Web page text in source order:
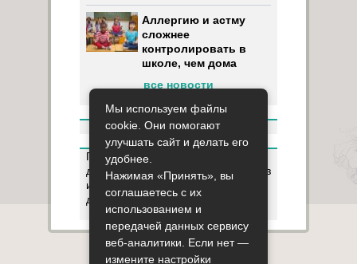
Аллергию и астму
сложнее
контролировать в
школе, чем дома
все новости
Пользуясь данным ресурсом вы
даёте разрешение на сбор, анализ
и хранение своих персональных
данных согласно Правилам
Карта сайта О сайте Контакты
Мы используем файлы
cookie. Они помогают
улучшать сайт и делать его
удобнее.
Нажимая «Принять», вы
соглашаетесь с их
использованием и
передачей данных сервису
веб-аналитики. Если нет —
измените настройки